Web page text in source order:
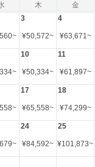
木 金
~
3
¥50,572~
4
¥63,671~
~
10
¥50,334~
11
¥61,897~
~
17
¥65,558~
18
¥74,299~
~
24
¥84,592~
25
¥101,873~